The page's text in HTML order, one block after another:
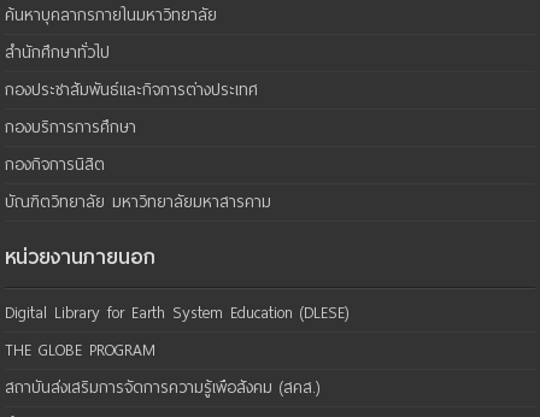
ค้นหาบุคลากรภายในมหาวิทยาลัย
สำนักศึกษาทั่วไป
กองประชาสัมพันธ์และกิจการต่างประเทศ
กองบริการการศึกษา
กองกิจการนิสิต
บัณฑิตวิทยาลัย มหาวิทยาลัยมหาสารคาม
หน่วยงานภายนอก
Digital Library for Earth System Education (DLESE)
THE GLOBE PROGRAM
สถาบันส่งเสริมการจัดการความรู้เพือสังคม (สคส.)